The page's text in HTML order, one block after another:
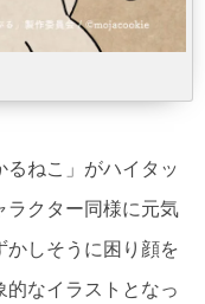
るねこ」がハイタッ
ラクター同様に元気
かしそうに困り顔を
的なイラストとなっ